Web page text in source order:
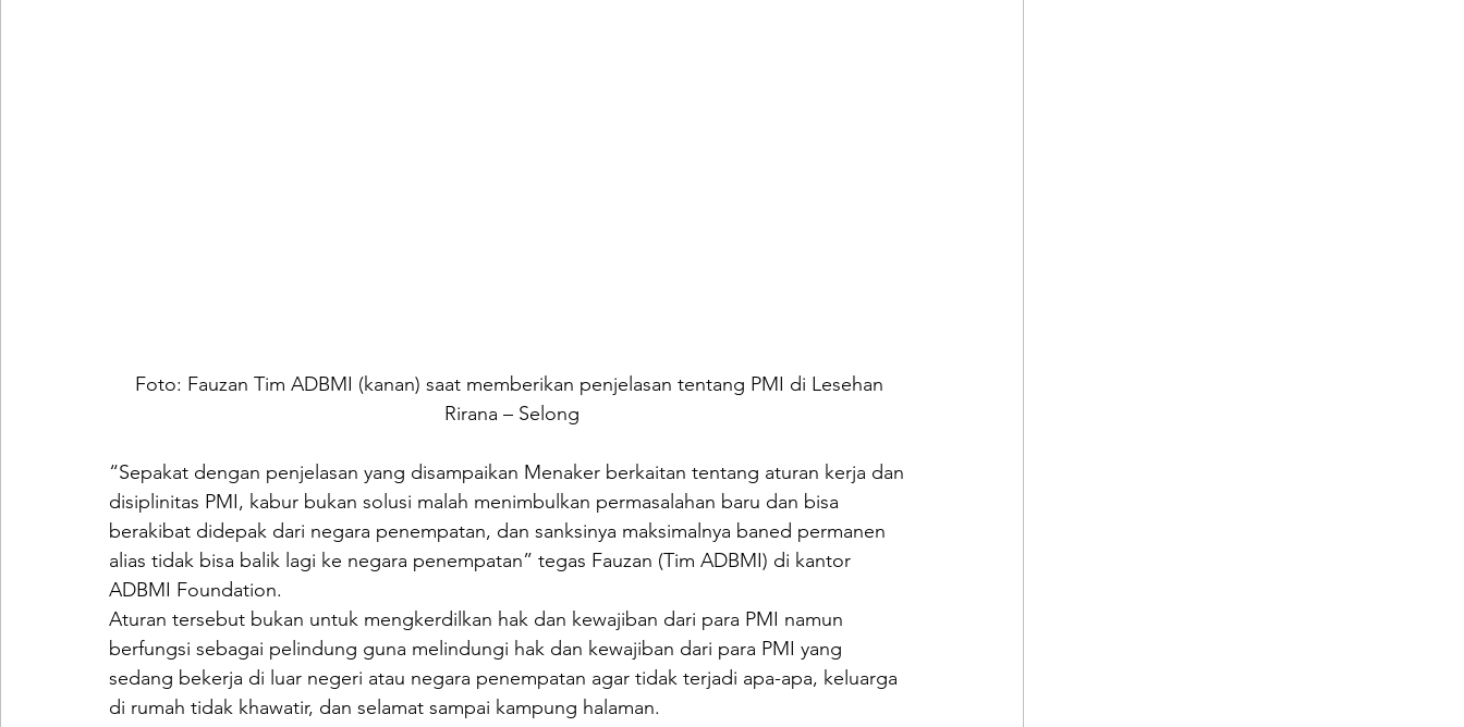
Foto: Fauzan Tim ADBMI (kanan) saat memberikan penjelasan tentang PMI di Lesehan
Rirana – Selong
“Sepakat dengan penjelasan yang disampaikan Menaker berkaitan tentang aturan kerja dan
disiplinitas PMI, kabur bukan solusi malah menimbulkan permasalahan baru dan bisa
berakibat didepak dari negara penempatan, dan sanksinya maksimalnya baned permanen
alias tidak bisa balik lagi ke negara penempatan” tegas Fauzan (Tim ADBMI) di kantor
ADBMI Foundation.
Aturan tersebut bukan untuk mengkerdilkan hak dan kewajiban dari para PMI namun
berfungsi sebagai pelindung guna melindungi hak dan kewajiban dari para PMI yang
sedang bekerja di luar negeri atau negara penempatan agar tidak terjadi apa-apa, keluarga
di rumah tidak khawatir, dan selamat sampai kampung halaman.